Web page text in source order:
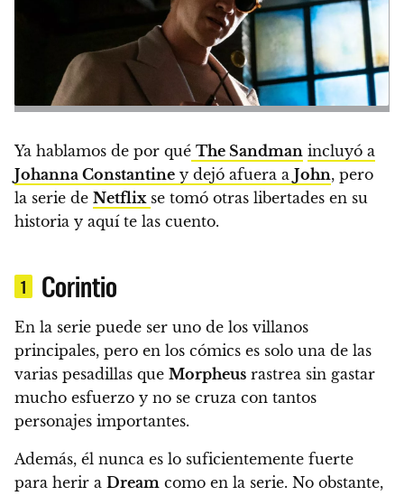
Ya hablamos de por qué The Sandman incluyó a
Johanna Constantine y dejó afuera a John, pero
la serie de Netflix se tomó otras libertades en su
historia y aquí te las cuento.
1 Corintio
En la serie puede ser uno de los villanos
principales, pero en los cómics es solo una de las
varias pesadillas que Morpheus rastrea sin gastar
mucho esfuerzo y no se cruza con tantos
personajes importantes.
Además, él nunca es lo suficientemente fuerte
para herir a Dream como en la serie. No obstante,